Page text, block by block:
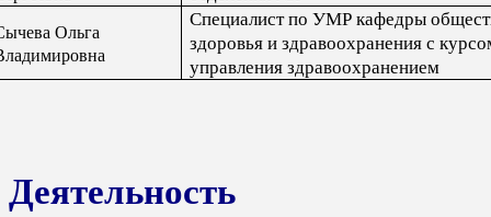
Ольга
Специалист по УМР кафедры
здоровья и здравоохранения с
управления здравоохранением
Деятельность